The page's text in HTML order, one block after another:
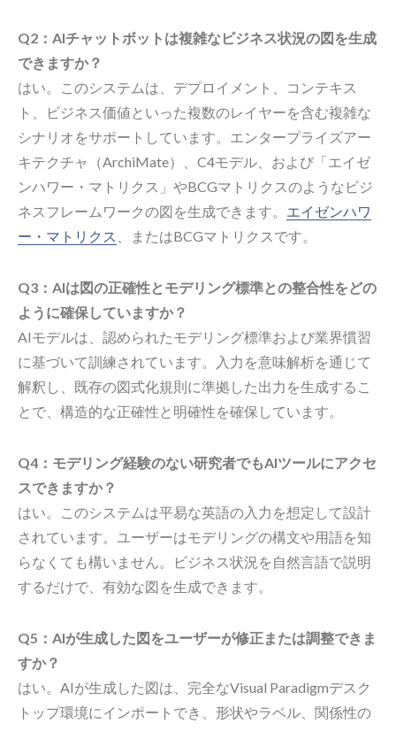
Q2：AIチャットボットは複雑なビジネス状況の図を生成
できますか？
はい。このシステムは、デプロイメント、コンテキス
ト、ビジネス価値といった複数のレイヤーを含む複雑な
シナリオをサポートしています。エンタープライズアー
キテクチャ（ArchiMate）、C4モデル、および「エイゼ
ンハワー・マトリクス」やBCGマトリクスのようなビジ
ネスフレームワークの図を生成できます。 エイゼンハワ
ー・マトリクス
、またはBCGマトリクスです。
Q3：AIは図の正確性とモデリング標準との整合性をどの
ように確保していますか？
AIモデルは、認められたモデリング標準および業界慣習
に基づいて訓練されています。入力を意味解析を通じて
解釈し、既存の図式化規則に準拠した出力を生成するこ
とで、構造的な正確性と明確性を確保しています。
Q4：モデリング経験のない研究者でもAIツールにアクセ
スできますか？
はい。このシステムは平易な英語の入力を想定して設計
されています。ユーザーはモデリングの構文や用語を知
らなくても構いません。ビジネス状況を自然言語で説明
するだけで、有効な図を生成できます。
Q5：AIが生成した図をユーザーが修正または調整できま
すか？
はい。AIが生成した図は、完全なVisual Paradigmデスク
トップ環境にインポートでき、形状やラベル、関係性の